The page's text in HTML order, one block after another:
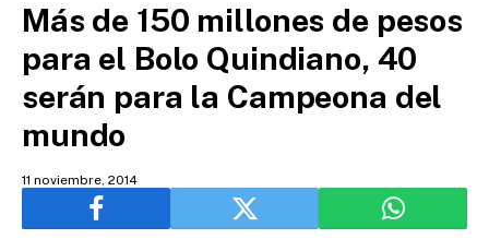
Más de 150 millones de pesos
para el Bolo Quindiano, 40
serán para la Campeona del
mundo
11 noviembre, 2014